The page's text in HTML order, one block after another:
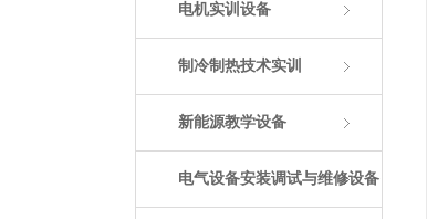
电机实训设备
制冷制热技术实训
新能源教学设备
电气设备安装调试与维修设备